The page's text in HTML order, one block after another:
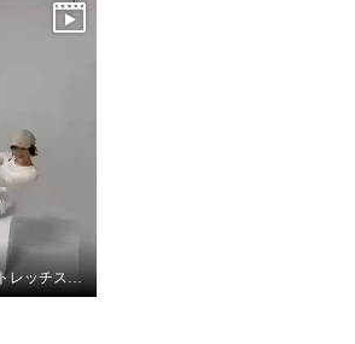
全身健康フロウストレッチスニーカーホワイト